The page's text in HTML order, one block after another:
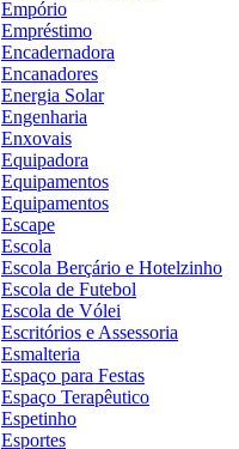
Empório
Empréstimo
Encadernadora
Encanadores
Energia Solar
Engenharia
Enxovais
Equipadora
Equipamentos
Equipamentos
Escape
Escola
Escola Berçário e Hotelzinho
Escola de Futebol
Escola de Vólei
Escritórios e Assessoria
Esmalteria
Espaço para Festas
Espaço Terapêutico
Espetinho
Esportes